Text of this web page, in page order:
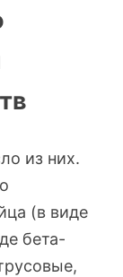
из них.
(в виде
бета-